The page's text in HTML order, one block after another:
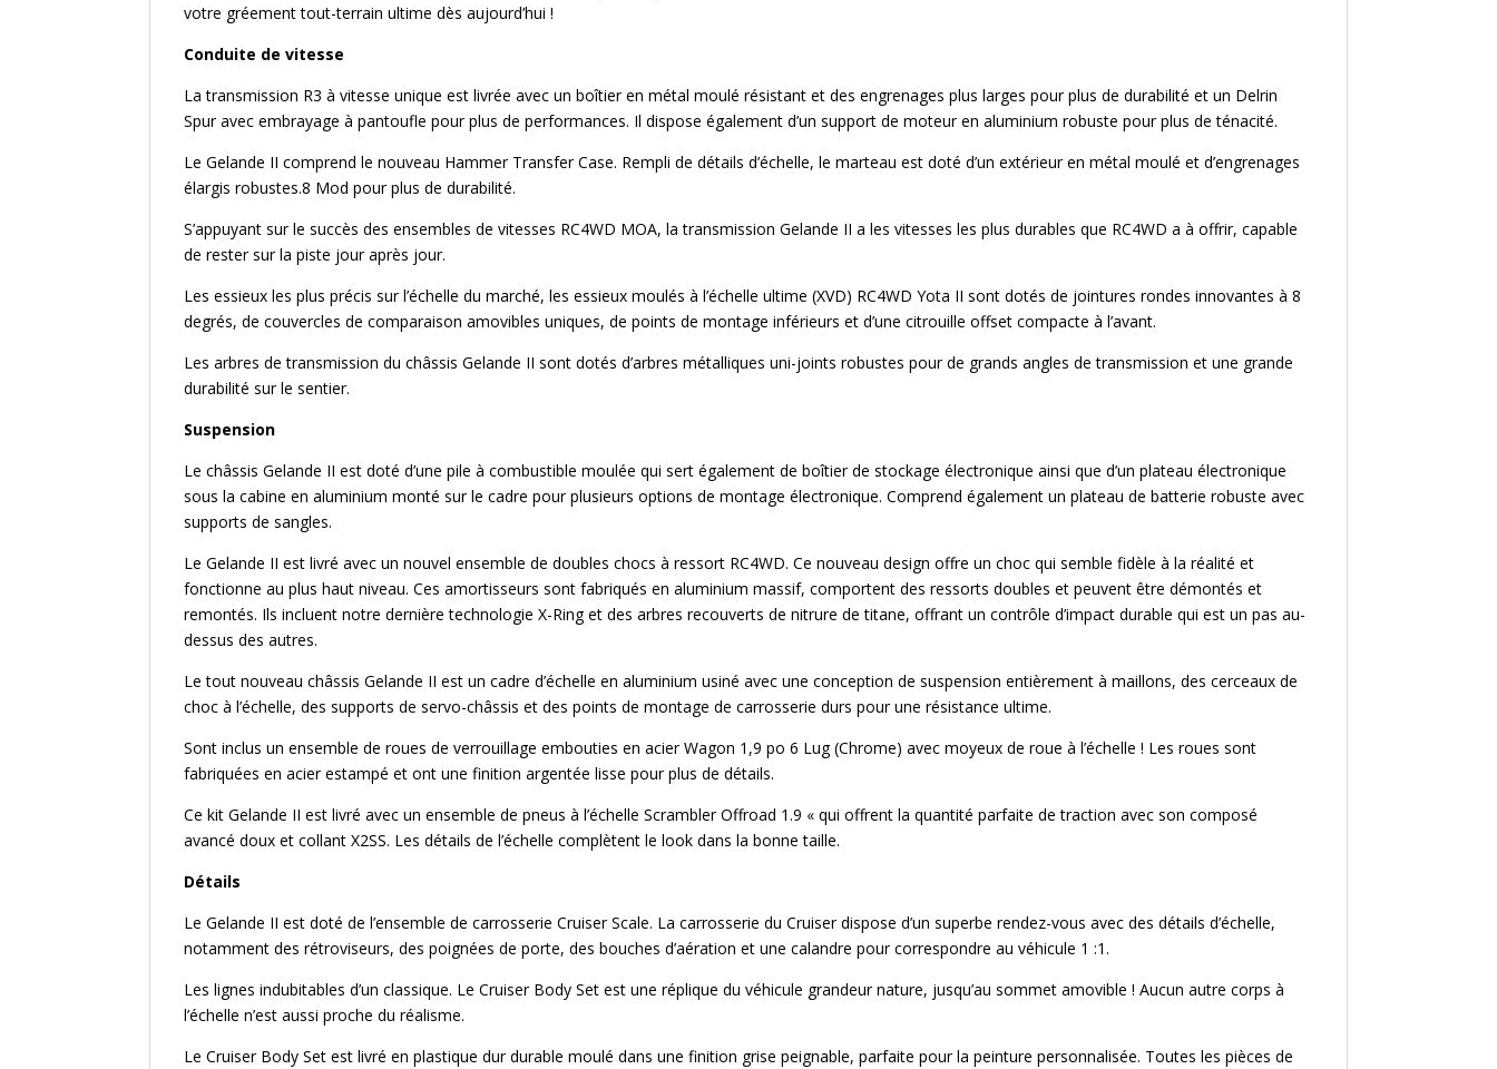
votre gréement tout-terrain ultime dès aujourd’hui !
Conduite de vitesse
La transmission R3 à vitesse unique est livrée avec un boîtier en métal moulé résistant et des engrenages plus larges pour plus de durabilité et un Delrin
Spur avec embrayage à pantoufle pour plus de performances. Il dispose également d’un support de moteur en aluminium robuste pour plus de ténacité.
Le Gelande II comprend le nouveau Hammer Transfer Case. Rempli de détails d’échelle, le marteau est doté d’un extérieur en métal moulé et d’engrenages
élargis robustes.8 Mod pour plus de durabilité.
S’appuyant sur le succès des ensembles de vitesses RC4WD MOA, la transmission Gelande II a les vitesses les plus durables que RC4WD a à offrir, capable
de rester sur la piste jour après jour.
Les essieux les plus précis sur l’échelle du marché, les essieux moulés à l’échelle ultime (XVD) RC4WD Yota II sont dotés de jointures rondes innovantes à 8
degrés, de couvercles de comparaison amovibles uniques, de points de montage inférieurs et d’une citrouille offset compacte à l’avant.
Les arbres de transmission du châssis Gelande II sont dotés d’arbres métalliques uni-joints robustes pour de grands angles de transmission et une grande
durabilité sur le sentier.
Suspension
Le châssis Gelande II est doté d’une pile à combustible moulée qui sert également de boîtier de stockage électronique ainsi que d’un plateau électronique
sous la cabine en aluminium monté sur le cadre pour plusieurs options de montage électronique. Comprend également un plateau de batterie robuste avec
supports de sangles.
Le Gelande II est livré avec un nouvel ensemble de doubles chocs à ressort RC4WD. Ce nouveau design offre un choc qui semble fidèle à la réalité et
fonctionne au plus haut niveau. Ces amortisseurs sont fabriqués en aluminium massif, comportent des ressorts doubles et peuvent être démontés et
remontés. Ils incluent notre dernière technologie X-Ring et des arbres recouverts de nitrure de titane, offrant un contrôle d’impact durable qui est un pas au-
dessus des autres.
Le tout nouveau châssis Gelande II est un cadre d’échelle en aluminium usiné avec une conception de suspension entièrement à maillons, des cerceaux de
choc à l’échelle, des supports de servo-châssis et des points de montage de carrosserie durs pour une résistance ultime.
Sont inclus un ensemble de roues de verrouillage embouties en acier Wagon 1,9 po 6 Lug (Chrome) avec moyeux de roue à l’échelle ! Les roues sont
fabriquées en acier estampé et ont une finition argentée lisse pour plus de détails.
Ce kit Gelande II est livré avec un ensemble de pneus à l’échelle Scrambler Offroad 1.9 « qui offrent la quantité parfaite de traction avec son composé
avancé doux et collant X2SS. Les détails de l’échelle complètent le look dans la bonne taille.
Détails
Le Gelande II est doté de l’ensemble de carrosserie Cruiser Scale. La carrosserie du Cruiser dispose d’un superbe rendez-vous avec des détails d’échelle,
notamment des rétroviseurs, des poignées de porte, des bouches d’aération et une calandre pour correspondre au véhicule 1 :1.
Les lignes indubitables d’un classique. Le Cruiser Body Set est une réplique du véhicule grandeur nature, jusqu’au sommet amovible ! Aucun autre corps à
l’échelle n’est aussi proche du réalisme.
Le Cruiser Body Set est livré en plastique dur durable moulé dans une finition grise peignable, parfaite pour la peinture personnalisée. Toutes les pièces de